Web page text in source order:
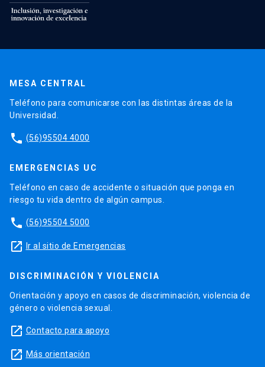
MESA CENTRAL
Teléfono para comunicarse con las distintas áreas de la
Universidad.
phone (56)95504 4000
EMERGENCIAS UC
Teléfono en caso de accidente o situación que ponga en
riesgo tu vida dentro de algún campus.
phone (56)95504 5000
launch Ir al sitio de Emergencias
DISCRIMINACIÓN Y VIOLENCIA
Orientación y apoyo en casos de discriminación, violencia de
género o violencia sexual.
launch Contacto para apoyo
launch Más orientación